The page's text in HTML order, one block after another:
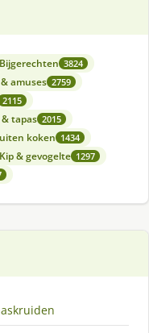
Bijgerechten 3824
amuses 2759
2115
tapas 2015
koken 1434
Kip & gevogelte 1297